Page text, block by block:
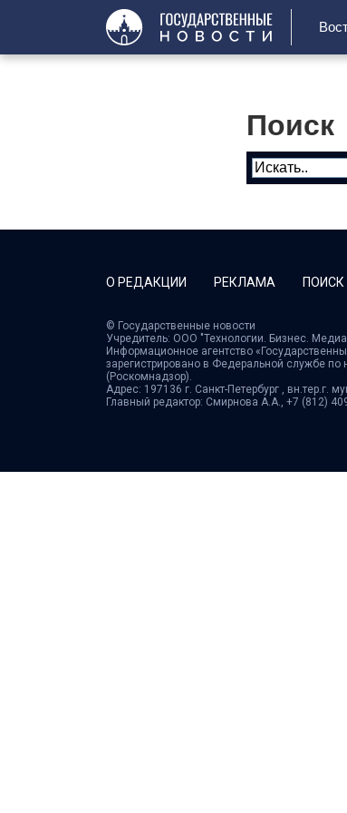
Поиск
О РЕДАКЦИИ РЕКЛАМА ПОИСК
© Государственные новости
Учредитель: ООО "Технологии. Бизнес.
Информационное агентство
зарегистрировано в Федеральной службе
(Роскомнадзор).
Адрес: 197136 г. Санкт-Петербург , вн.тер.г.
Главный редактор: Смирнова А.А., +7 (812)